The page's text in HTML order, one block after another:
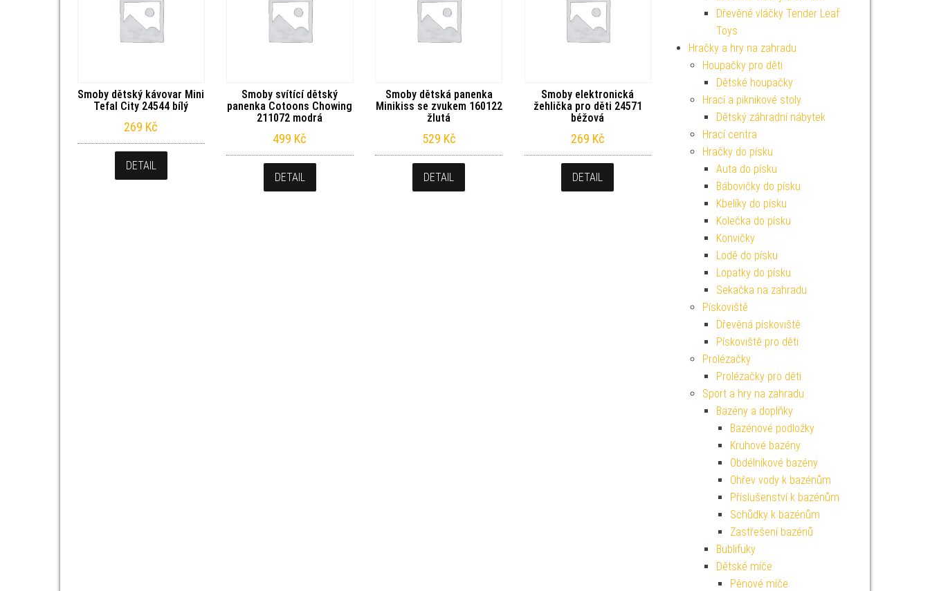
Smoby dětský kávovar Mini
Tefal City 24544 bílý
269 Kč
DETAIL
Smoby svítící dětský
panenka Cotoons Chowing
211072 modrá
499 Kč
DETAIL
Smoby dětská panenka
Minikiss se zvukem 160122
žlutá
529 Kč
DETAIL
Smoby elektronická
žehlička pro děti 24571
béžová
269 Kč
DETAIL
Dřevěné vláčky Tender Leaf
Toys
Hračky a hry na zahradu
Houpačky pro děti
Dětské houpačky
Hrací a piknikové stoly
Dětský záhradní nábytek
Hrací centra
Hračky do písku
Auta do písku
Bábovičky do písku
Kbelíky do písku
Kolečka do písku
Konvičky
Lodě do písku
Lopatky do písku
Sekačka na zahradu
Pískoviště
Dřevěná pískoviště
Pískoviště pro děti
Prolézačky
Prolézačky pro děti
Sport a hry na zahradu
Bazény a doplňky
Bazénové podložky
Kruhové bazény
Obdélníkové bazény
Ohřev vody k bazénům
Příslušenství k bazénům
Schůdky k bazénům
Zastřešení bazénů
Bublifuky
Dětské míče
Pěnové míče